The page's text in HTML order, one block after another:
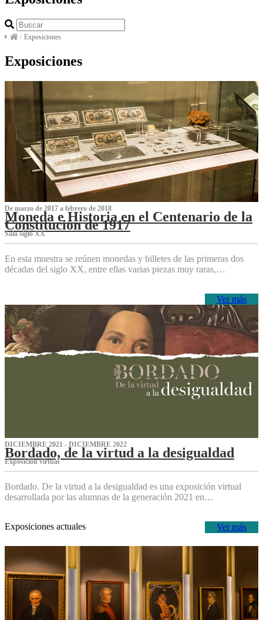
/ Exposiciones
Exposiciones
De marzo de 2017 a febrero de 2018
Moneda e Historia en el Centenario de la
Constitución de 1917
Sala siglo XX
En esta muestra se reúnen monedas y billetes de las primeras dos
décadas del siglo XX, entre ellas varias piezas muy raras,…
Ver más
DICIEMBRE 2021 - DICIEMBRE 2022
Bordado, de la virtud a la desigualdad
Exposición virtual‌
Bordado. De la virtud a la desigualdad es una exposición virtual
desarrollada por las alumnas de la generación 2021 en…
Ver más
Exposiciones actuales